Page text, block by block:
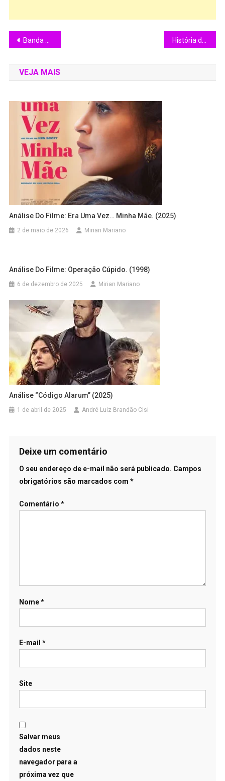
Banda Guns N’Roses anuncia 9 shows no Brasil em Abril de 2026
VEJA MAIS
Análise Do Filme: Era Uma Vez… Minha Mãe. (2025)
2 de maio de 2026 Mirian Mariano
Análise Do Filme: Operação Cúpido. (1998)
6 de dezembro de 2025 Mirian Mariano
Análise “Código Alarum” (2025)
1 de abril de 2025 André Luiz Brandão Cisi
Deixe um comentário
O seu endereço de e-mail não será publicado. Campos
obrigatórios são marcados com *
Comentário *
Nome*
E-mail *
Site
Salvar meus
dados neste
navegador para a
próxima vez que